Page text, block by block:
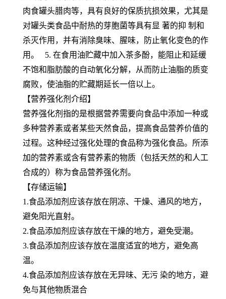
肉食罐头腊肉等，具有良好的保质抗损效果，尤其是
对罐头类食品中耐热的芽胞菌等具有显 著的抑 制和
杀灭作用，并有消除臭味、腥味，防止氧化变色的作
用。 5. 在食用油贮藏中加入茶多酚，能阻止和延缓
不饱和脂肪酸的自动氧化分解，从而防止油脂的质变
腐败，使油脂的贮藏期延长一倍以上。
【营养强化剂介绍】
营养强化剂指的是根据营养需要向食品中添加一种或
多种营养素或者某些天然食品，提高食品营养价值的
过程。这种经过强化处理的食品称为强化食品。所添
加的营养素或含有营养素的物质（包括天然的和人工
合成的）称为食品营养强化剂。
【存储运输】
1.食品添加剂应该存放在阴凉、干燥、通风的地方，
避免阳光直射。
2.食品添加剂应该存放在干燥的地方，避免受潮。
3.食品添加剂应该存放在温度适宜的地方，避免高
温。
4.食品添加剂应该存放在无异味、无污 染的地方，避
免与其他物质混合